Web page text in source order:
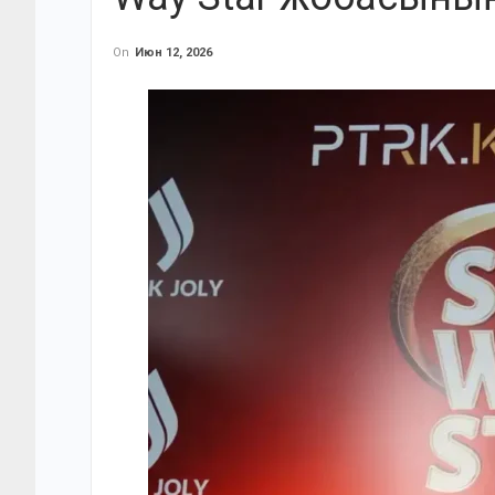
On Июн 12, 2026